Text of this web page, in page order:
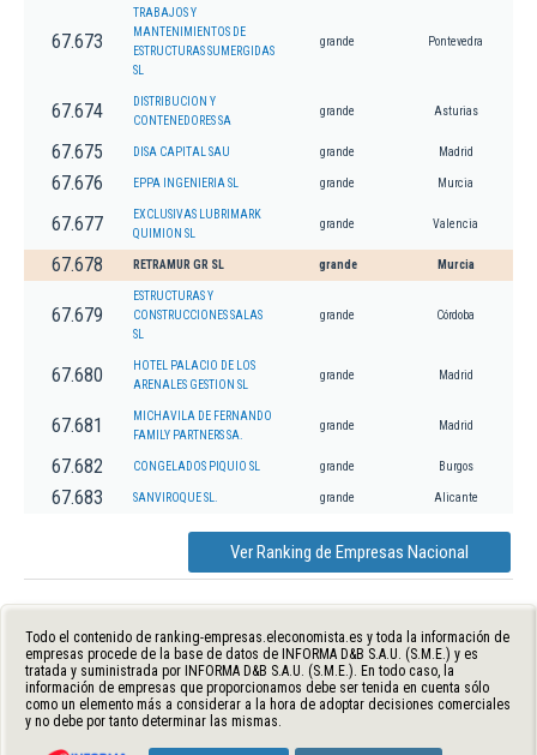
67.673
TRABAJOS Y
MANTENIMIENTOS DE
ESTRUCTURAS SUMERGIDAS
SL
grande Pontevedra
67.674
DISTRIBUCION Y
CONTENEDORES SA
grande Asturias
67.675 DISA CAPITAL SAU grande Madrid
67.676 EPPA INGENIERIA SL grande Murcia
67.677
EXCLUSIVAS LUBRIMARK
QUIMION SL
grande Valencia
67.678 RETRAMUR GR SL grande Murcia
67.679
ESTRUCTURAS Y
CONSTRUCCIONES SALAS
SL
grande Córdoba
67.680
HOTEL PALACIO DE LOS
ARENALES GESTION SL
grande Madrid
67.681
MICHAVILA DE FERNANDO
FAMILY PARTNERS SA.
grande Madrid
67.682 CONGELADOS PIQUIO SL grande Burgos
67.683 SANVIROQUE SL. grande Alicante
Ver Ranking de Empresas Nacional
Todo el contenido de ranking-empresas.eleconomista.es y toda la información de
empresas procede de la base de datos de INFORMA D&B S.A.U. (S.M.E.) y es
tratada y suministrada por INFORMA D&B S.A.U. (S.M.E.). En todo caso, la
información de empresas que proporcionamos debe ser tenida en cuenta sólo
como un elemento más a considerar a la hora de adoptar decisiones comerciales
y no debe por tanto determinar las mismas.